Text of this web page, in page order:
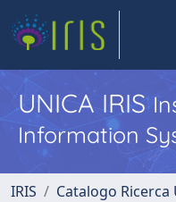
UNICA IRIS
Information
IRIS
Catalogo